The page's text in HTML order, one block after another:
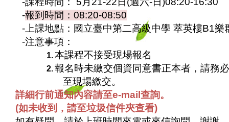
-報到時間：08:20-08:50
- 上課地點：國立臺中第二高級中學 萃英樓B1樂
-注意事項：
1.本課程不接受現場報名
2.報名時未繳交個資同意書正本者，請務
至現場繳交。
詳細行前通知內容請至e-mail 查詢。
(如未收到，請至垃圾信件夾查看)